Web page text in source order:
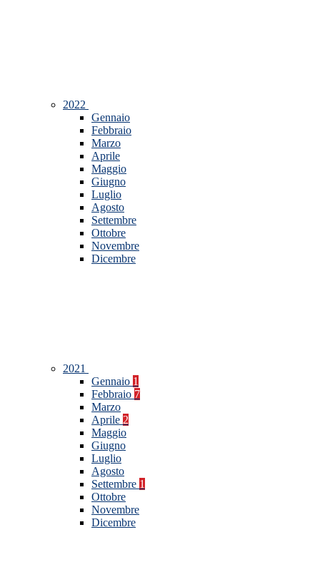
2022
Gennaio
Febbraio
Marzo
Aprile
Maggio
Giugno
Luglio
Agosto
Settembre
Ottobre
Novembre
Dicembre
2021
Gennaio 1
Febbraio 7
Marzo
Aprile 2
Maggio
Giugno
Luglio
Agosto
Settembre 1
Ottobre
Novembre
Dicembre